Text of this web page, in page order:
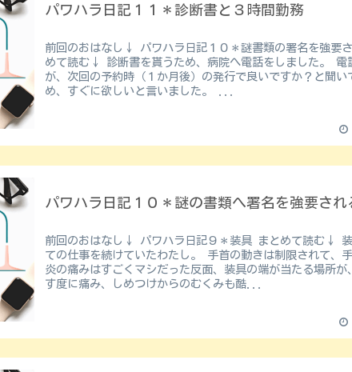
パワハラ日記１１＊診断書と３時間勤務
前回のおはなし↓ パワハラ日記１０＊謎書類の署名を強要され
めて読む↓ 診断書を貰うため、病院へ電話をしました。 電話口の女性
が、次回の予約時（１か月後）の発行で良いですか？と聞い
パワハラ日記１０＊謎の書類へ署名を強要され
前回のおはなし↓ パワハラ日記９＊装具 まとめて読む↓ 装具をつけ
ての仕事を続けていたわたし。 手首の動きは制限されて、
炎の痛みはすごくマシだった反面、装具の端が当たる場所が
す度に痛み、しめつけからのむくみも酷...